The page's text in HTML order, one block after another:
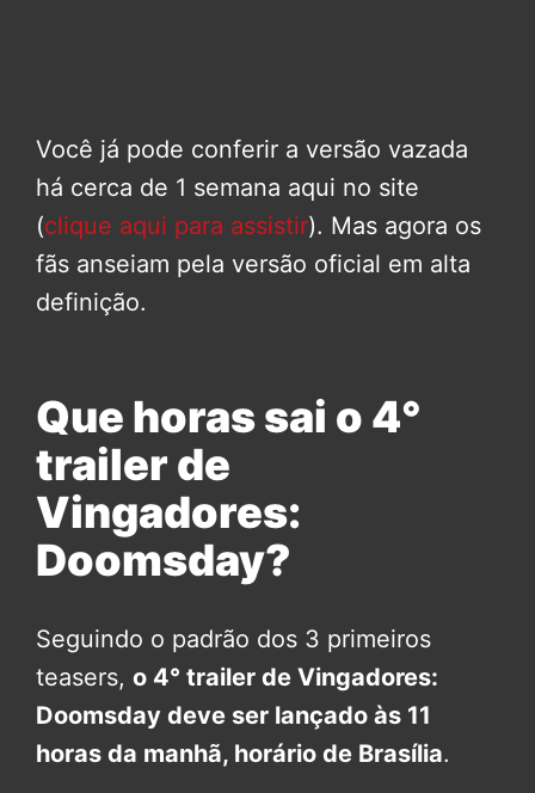
Você já pode conferir a versão vazada
há cerca de 1 semana aqui no site
(clique aqui para assistir). Mas agora os
fãs anseiam pela versão oficial em alta
definição.
Que horas sai o 4°
trailer de
Vingadores:
Doomsday?
Seguindo o padrão dos 3 primeiros
teasers, o 4° trailer de Vingadores:
Doomsday deve ser lançado às 11
horas da manhã, horário de Brasília.